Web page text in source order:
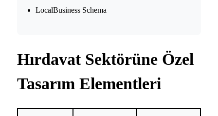
LocalBusiness Schema
Hırdavat Sektörüne Özel
Tasarım Elementleri